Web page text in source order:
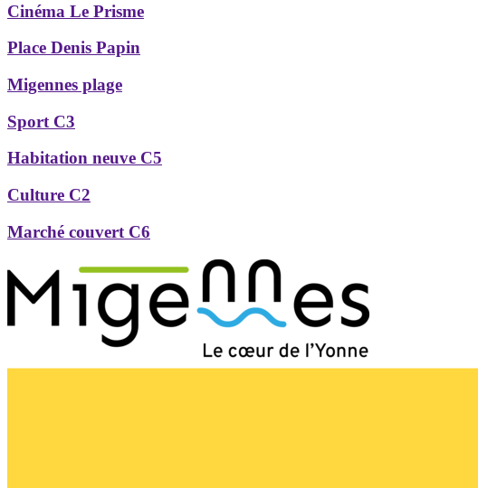
Cinéma Le Prisme
Place Denis Papin
Migennes plage
Sport C3
Habitation neuve C5
Culture C2
Marché couvert C6
Précédent
Suivant